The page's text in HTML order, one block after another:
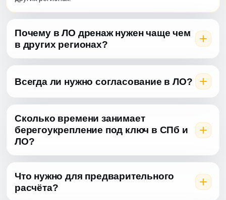
Почему в ЛО дренаж нужен чаще чем
в других регионах?
Всегда ли нужно согласование в ЛО?
Сколько времени занимает
берегоукрепление под ключ в СПб и
ЛО?
Что нужно для предварительного
расчёта?